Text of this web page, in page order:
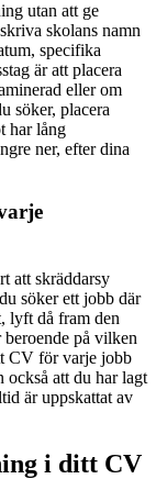
utan att ge
skolans namn
specifika
är att placera
eller om
söker, placera
har lång
ner, efter dina
att skräddarsy
söker ett jobb där
lyft då fram den
på vilken
CV för varje jobb
också att du har lagt
är uppskattat av
i ditt CV